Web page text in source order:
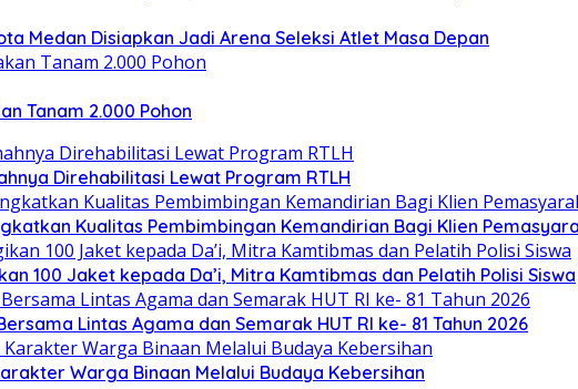
Medan Disiapkan Jadi Arena Seleksi Atlet Masa Depan
Tanam 2.000 Pohon
Direhabilitasi Lewat Program RTLH
Kualitas Pembimbingan Kemandirian Bagi Klien
100 Jaket kepada Da’i, Mitra Kamtibmas dan Pelatih Polisi Siswa
Lintas Agama dan Semarak HUT RI ke- 81 Tahun 2026
Warga Binaan Melalui Budaya Kebersihan